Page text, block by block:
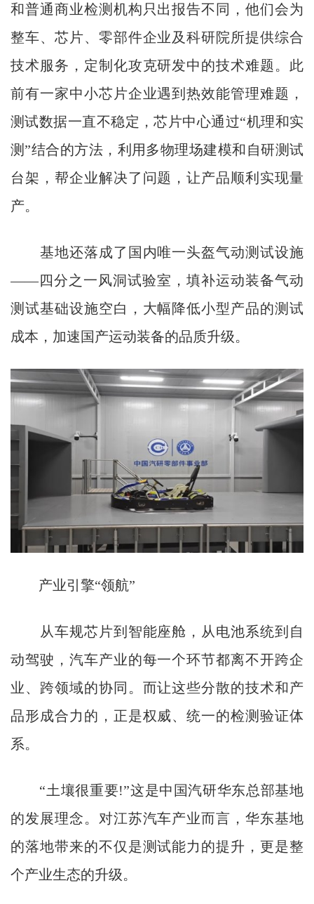
和普通商业检测机构只出报告不同，他们会为
整车、芯片、零部件企业及科研院所提供综合
技术服务，定制化攻克研发中的技术难题。此
前有一家中小芯片企业遇到热效能管理难题，
测试数据一直不稳定，芯片中心通过“机理和实
测”结合的方法，利用多物理场建模和自研测试
台架，帮企业解决了问题，让产品顺利实现量
产。
基地还落成了国内唯一头盔气动测试设施
——四分之一风洞试验室，填补运动装备气动
测试基础设施空白，大幅降低小型产品的测试
成本，加速国产运动装备的品质升级。
产业引擎“领航”
从车规芯片到智能座舱，从电池系统到自
动驾驶，汽车产业的每一个环节都离不开跨企
业、跨领域的协同。而让这些分散的技术和产
品形成合力的，正是权威、统一的检测验证体
系。
“土壤很重要!”这是中国汽研华东总部基地
的发展理念。对江苏汽车产业而言，华东基地
的落地带来的不仅是测试能力的提升，更是整
个产业生态的升级。